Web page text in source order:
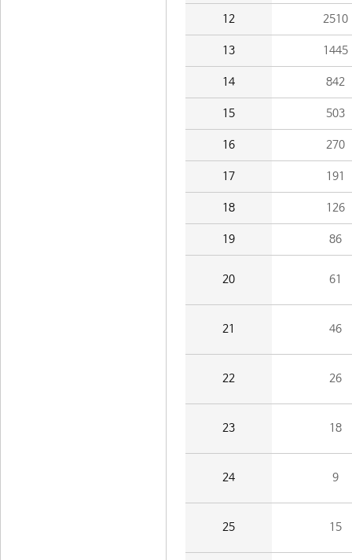
12 2510
13 1445
14 842
15 503
16 270
17 191
18 126
19 86
20 61
21 46
22 26
23 18
24 9
25 15